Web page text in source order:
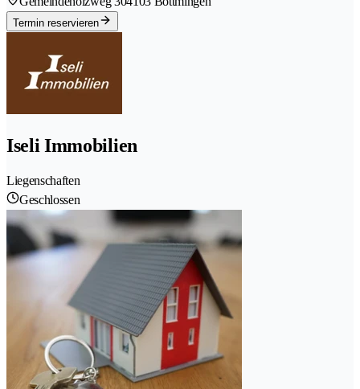
Termin reservieren
Iseli Immobilien
Liegenschaften
Geschlossen